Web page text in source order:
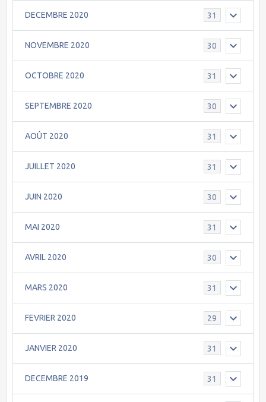
DECEMBRE 2020 31
NOVEMBRE 2020 30
OCTOBRE 2020 31
SEPTEMBRE 2020 30
AOÛT 2020 31
JUILLET 2020 31
JUIN 2020 30
MAI 2020 31
AVRIL 2020 30
MARS 2020 31
FEVRIER 2020 29
JANVIER 2020 31
DECEMBRE 2019 31